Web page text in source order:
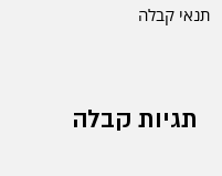
תנאי קבלה
תגיות קבלה